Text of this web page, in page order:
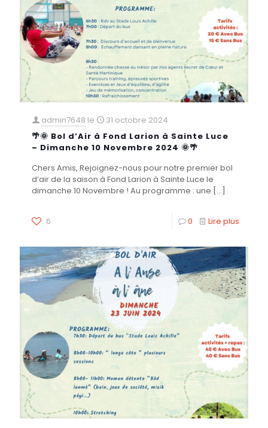
admin7648 le
31 octobre 2024
🌴🌞 Bol d’Air à Fond Larion à Sainte Luce
– Dimanche 10 Novembre 2024 🌞🌴
Chers Amis, Rejoignez-nous pour notre premier bol
d’air de la saison à Fond Larion à Sainte Luce le
dimanche 10 Novembre ! Au programme : une […]
6 0 Lire plus